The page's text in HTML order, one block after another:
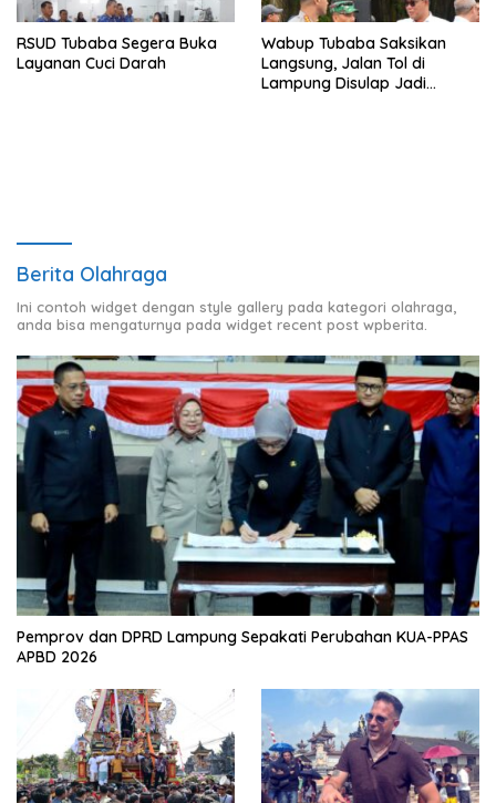
RSUD Tubaba Segera Buka
Layanan Cuci Darah
Wabup Tubaba Saksikan
Langsung, Jalan Tol di
Lampung Disulap Jadi
Berita Olahraga
Ini contoh widget dengan style gallery pada kategori olahraga,
anda bisa mengaturnya pada widget recent post wpberita.
Pemprov dan DPRD Lampung Sepakati Perubahan KUA-PPAS
APBD 2026